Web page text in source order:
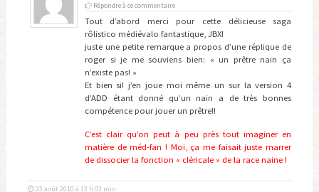
Répondre à ce commentaire
Tout d’abord merci pour cette délicieuse saga
rôlistico médiévalo fantastique, JBX!
juste une petite remarque a propos d’une réplique de
roger si je me souviens bien: « un prêtre nain ça
n’existe pas! »
Et bien si! j’en joue moi même un sur la version 4
d’ADD étant donné qu’un nain a de très bonnes
compétence pour jouer un prêtre!!
C’est clair qu’on peut à peu près tout imaginer en
matière de méd-fan ! Moi, ça me faisait juste marrer
de dissocier la fonction « cléricale » de la race naine !
23 août 2010 à 13 h 03 min